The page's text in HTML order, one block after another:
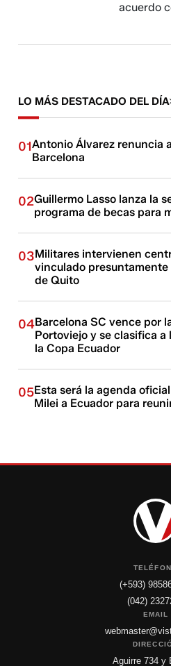
acuerdo
LO MÁS DESTACADO DEL DÍA
01Antonio Álvarez renuncia
Barcelona
02Guillermo Lasso lanza la
programa de becas para
03Militares intervienen
vinculado presuntamente
de Quito
04Barcelona SC vence por
Portoviejo y se clasifica
la Copa Ecuador
05Esta será la agenda
Milei a Ecuador para
(+593)
(042)
EMAIL
Aguirre 734 y